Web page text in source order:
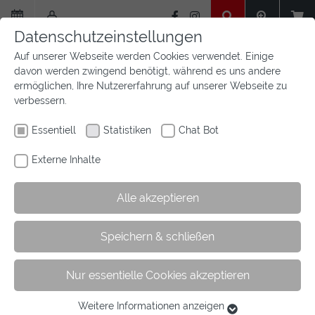
Zum
Hauptinhalt
springen
Sie
hier:
Startseite Aktuelles Newsfeed
Diese Westfalen starten beim
Nachwuchschampionat Vielseitigkeit
Datenschutzeinstellungen
Auf unserer Webseite werden Cookies verwendet. Einige
davon werden zwingend benötigt, während es uns andere
ermöglichen, Ihre Nutzererfahrung auf unserer Webseite zu
verbessern.
Essentiell Statistiken Chat Bot
Externe Inhalte
Alle akzeptieren
Speichern & schließen
Nur essentielle Cookies akzeptieren
Weitere Informationen anzeigen